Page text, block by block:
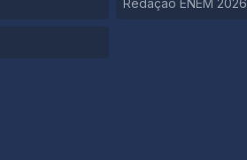
Redação ENEM 2026